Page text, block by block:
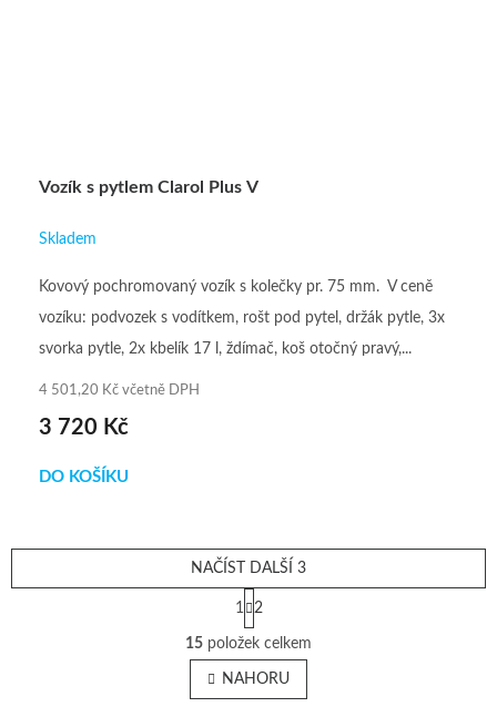
Vozík s pytlem Clarol Plus V
Skladem
4 501,20 Kč včetně DPH
3 720 Kč
DO KOŠÍKU
Kovový pochromovaný vozík s kolečky pr. 75 mm. V ceně
vozíku: podvozek s vodítkem, rošt pod pytel, držák pytle, 3x
svorka pytle, 2x kbelík 17 l, ždímač, koš otočný pravý,...
O
v
l
á
NAČÍST DALŠÍ 3
S
t
r
á
n
1 2
15 položek celkem
NAHORU